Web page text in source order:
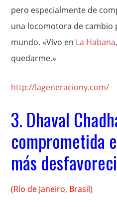
pero especialmente de
una locomotora de cambio
mundo. «Vivo en La Habana
quedarme.»
http://lageneraciony.com/
3. Dhaval
comprometida
más
(Río de Janeiro, Brasil)